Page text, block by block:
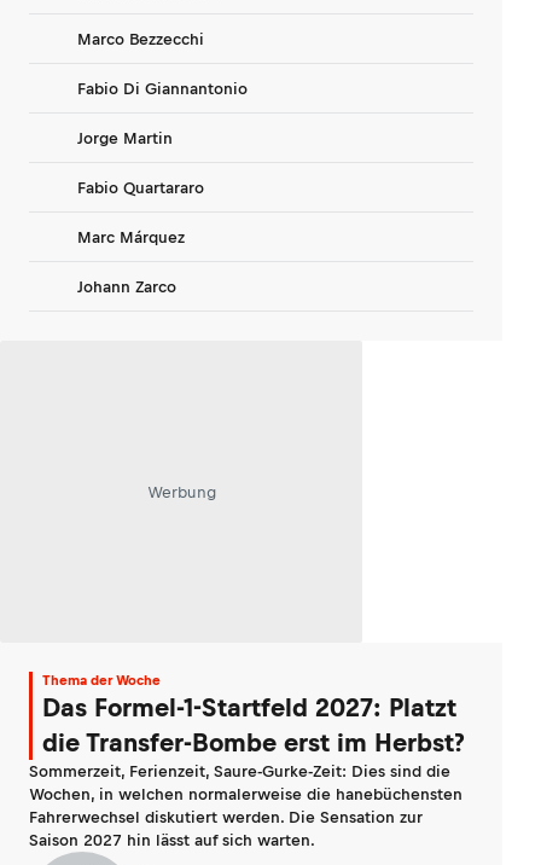
Marco Bezzecchi
Fabio Di Giannantonio
Jorge Martin
Fabio Quartararo
Marc Márquez
Johann Zarco
Werbung
Thema der Woche
Das Formel-1-Startfeld 2027: Platzt
die Transfer-Bombe erst im Herbst?
Sommerzeit, Ferienzeit, Saure-Gurke-Zeit: Dies sind die
Wochen, in welchen normalerweise die hanebüchensten
Fahrerwechsel diskutiert werden. Die Sensation zur
Saison 2027 hin lässt auf sich warten.